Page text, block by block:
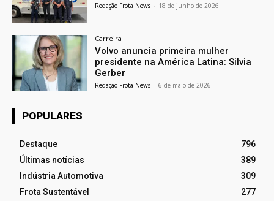
Redação Frota News - 18 de junho de 2026
Carreira
Volvo anuncia primeira mulher
presidente na América Latina: Silvia
Gerber
Redação Frota News - 6 de maio de 2026
POPULARES
Destaque
796
Últimas notícias
389
Indústria Automotiva
309
Frota Sustentável
277